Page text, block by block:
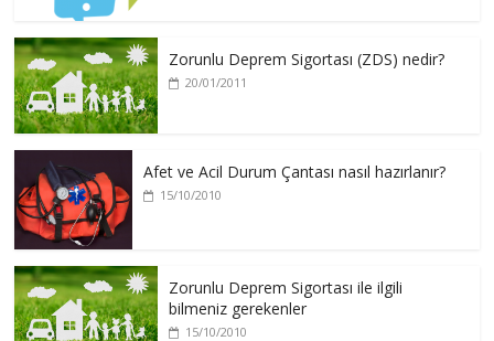
Zorunlu Deprem Sigortası (ZDS) nedir?
20/01/2011
Afet ve Acil Durum Çantası nasıl hazırlanır?
15/10/2010
Zorunlu Deprem Sigortası ile ilgili
bilmeniz gerekenler
15/10/2010